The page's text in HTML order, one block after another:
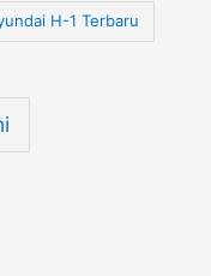
H-1 Terbaru